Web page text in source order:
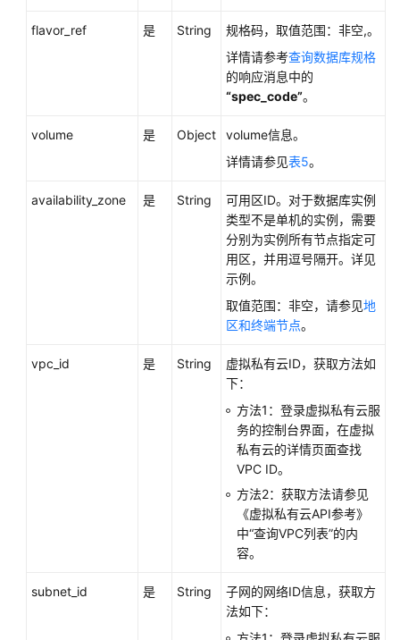
域）
用
flavor_ref 是 String
规格码，取值范围：非空,。
详情请参考查询数据库规格
的响应消息中的
“spec_code”。
volume 是 Object
volume信息。
详情请参见表5。
availability_zone 是 String
可用区ID。对于数据库实例
类型不是单机的实例，需要
分别为实例所有节点指定可
用区，并用逗号隔开。详见
示例。
取值范围：非空，请参见地
区和终端节点。
vpc_id 是 String
虚拟私有云ID，获取方法如
下：
方法1：登录虚拟私有云服
务的控制台界面，在虚拟
私有云的详情页面查找
VPC ID。
方法2：获取方法请参见
《虚拟私有云API参考》
中“查询VPC列表”的内
容。
subnet_id 是 String
子网的网络ID信息，获取方
法如下：